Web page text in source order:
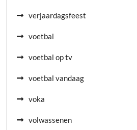
verjaardagsfeest
voetbal
voetbal op tv
voetbal vandaag
voka
volwassenen